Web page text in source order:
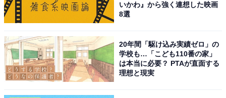
いかわ』から強く連想した映画
8選
20年間「駆け込み実績ゼロ」の
学校も…「こども110番の家」
は本当に必要？ PTAが直面する
理想と現実